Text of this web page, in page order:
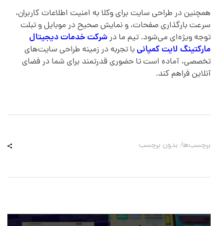
همچنین در طراحی سایت برای وکلا به امنیت اطلاعات کاربران،
سرعت بارگذاری صفحات، و نمایش صحیح در موبایل و تبلت
توجه ویژه‌ای می‌شود. تیم ما درشرکت خدمات دیجیتال
مارکتینگ لایت کمپانیبا تجربه در زمینه طراحی سایت‌های
تخصصی، آماده است تا حضوری قدرتمند برای شما در فضای
آنلاین فراهم کند.
برچسب‌ها: بدون برچسب